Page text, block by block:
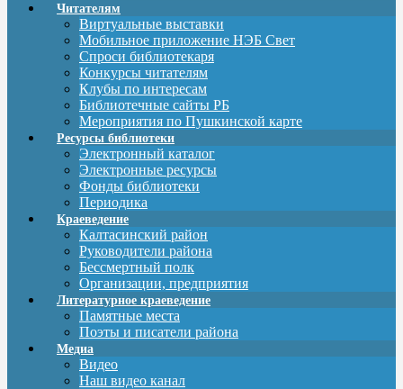
Читателям
Виртуальные выставки
Мобильное приложение НЭБ Свет
Спроси библиотекаря
Конкурсы читателям
Клубы по интересам
Библиотечные сайты РБ
Мероприятия по Пушкинской карте
Ресурсы библиотеки
Электронный каталог
Электронные ресурсы
Фонды библиотеки
Периодика
Краеведение
Калтасинский район
Руководители района
Бессмертный полк
Организации, предприятия
Литературное краеведение
Памятные места
Поэты и писатели района
Медиа
Видео
Наш видео канал